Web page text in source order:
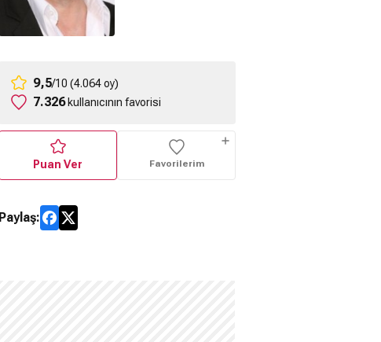
9,5/10 (4.064 oy)
7.326 kullanıcının favorisi
Puan Ver Favorilerim
Paylaş: